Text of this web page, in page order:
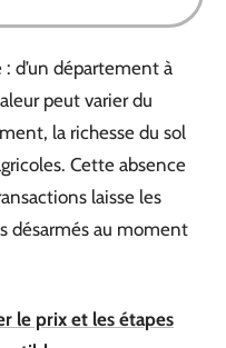
d’un département à
peut varier du
la richesse du sol
Cette absence
laisse les
désarmés au moment
le prix et les étapes